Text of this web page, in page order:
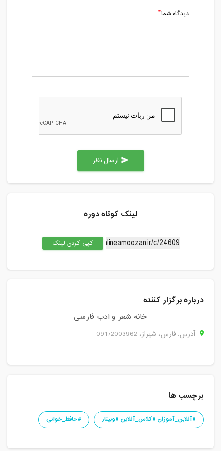
دیدگاه شما
send
لینک کوتاه دوره
کپی کردن لینک
درباره برگزار کننده
خانه شعر و ادب فارسی
آدرس: فارس، شيراز، 09172003962
برچسب ها
#آنلاین_آموزان #کلاس_آنلاین #وبینار #حافظ_خوانی